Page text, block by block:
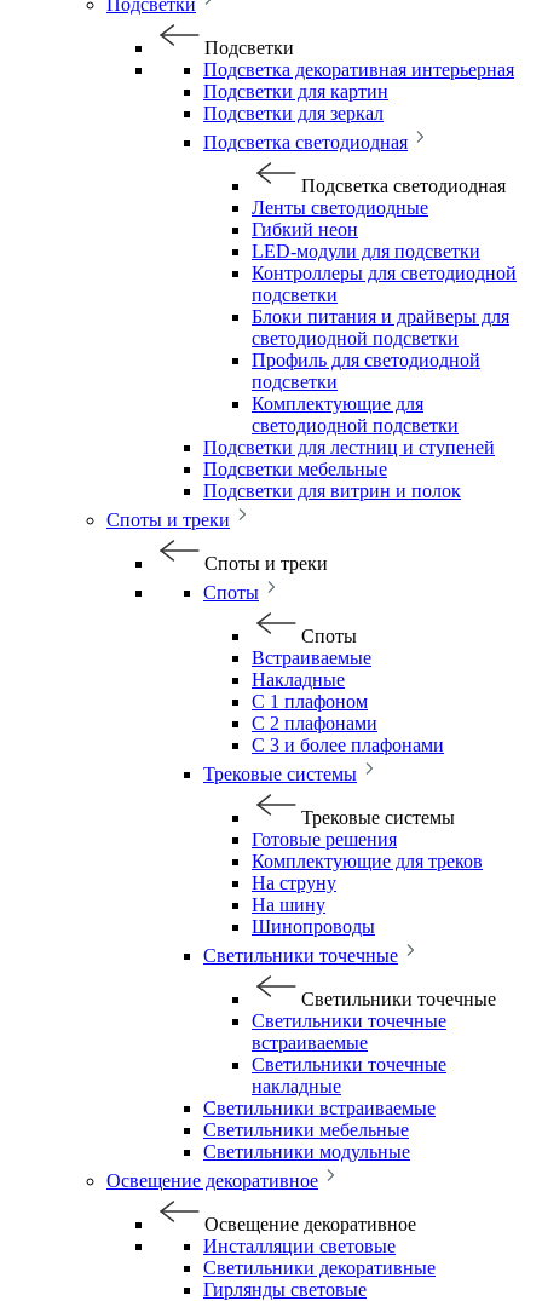
Подсветки
Подсветки
Подсветка декоративная интерьерная
Подсветки для картин
Подсветки для зеркал
Подсветка светодиодная
Подсветка светодиодная
Ленты светодиодные
Гибкий неон
LED-модули для подсветки
Контроллеры для светодиодной
подсветки
Блоки питания и драйверы для
светодиодной подсветки
Профиль для светодиодной
подсветки
Комплектующие для
светодиодной подсветки
Подсветки для лестниц и ступеней
Подсветки мебельные
Подсветки для витрин и полок
Споты и треки
Споты и треки
Споты
Споты
Встраиваемые
Накладные
С 1 плафоном
С 2 плафонами
С 3 и более плафонами
Трековые системы
Трековые системы
Готовые решения
Комплектующие для треков
На струну
На шину
Шинопроводы
Светильники точечные
Светильники точечные
Светильники точечные
встраиваемые
Светильники точечные
накладные
Светильники встраиваемые
Светильники мебельные
Светильники модульные
Освещение декоративное
Освещение декоративное
Инсталляции световые
Светильники декоративные
Гирлянды световые